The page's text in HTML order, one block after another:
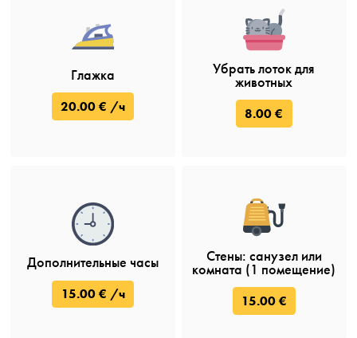
Глажка
20.00 € /ч
Убрать лоток для
животных
8.00 €
Дополнительные часы
15.00 € /ч
Стены: санузел или
комната (1 помещение)
15.00 €